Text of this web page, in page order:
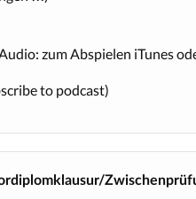
zum Abspielen iTunes
to podcast)